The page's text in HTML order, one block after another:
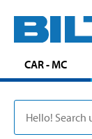
CAR - MC